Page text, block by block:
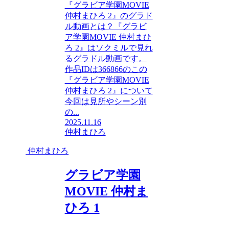
『グラビア学園MOVIE
仲村まひろ 2』のグラド
ル動画とは？『グラビ
ア学園MOVIE 仲村まひ
ろ 2』はソクミルで見れ
るグラドル動画です。
作品IDは366866のこの
『グラビア学園MOVIE
仲村まひろ 2』について
今回は見所やシーン別
の...
2025.11.16
仲村まひろ
仲村まひろ
グラビア学園
MOVIE 仲村ま
ひろ 1